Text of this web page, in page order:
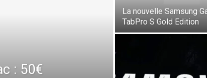
: 50€
La nouvelle Samsung
TabPro S Gold Edition